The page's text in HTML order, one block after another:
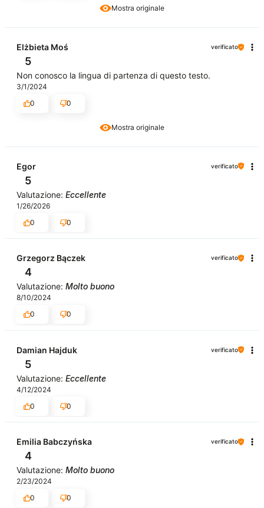
Mostra originale
Mostra originale
Elżbieta Moś verificato
5
Non conosco la lingua di partenza di questo testo.
3/1/2024
0
0
Egor verificato
5
Valutazione: Eccellente
1/26/2026
0
0
Grzegorz Bączek verificato
4
Valutazione: Molto buono
8/10/2024
0
0
Damian Hajduk verificato
5
Valutazione: Eccellente
4/12/2024
0
0
Emilia Babczyńska verificato
4
Valutazione: Molto buono
2/23/2024
0
0